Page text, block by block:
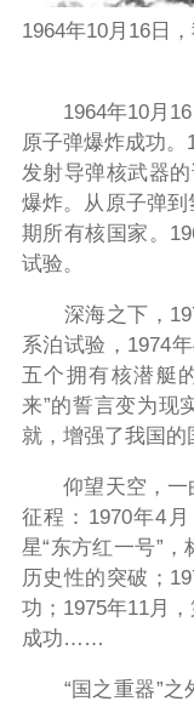
1964年10月16日
1964年10月16
原子弹爆炸成功
发射导弹核武器
爆炸。从原子弹
期所有核国家。
试验。
深海之下，
系泊试验，1974
五个拥有核潜艇
来”的誓言变为现
就，增强了我国的
仰望天空，一
征程：1970年4
星“东方红一号”
历史性的突破；
功；1975年11月
成功……
“国之重器”之